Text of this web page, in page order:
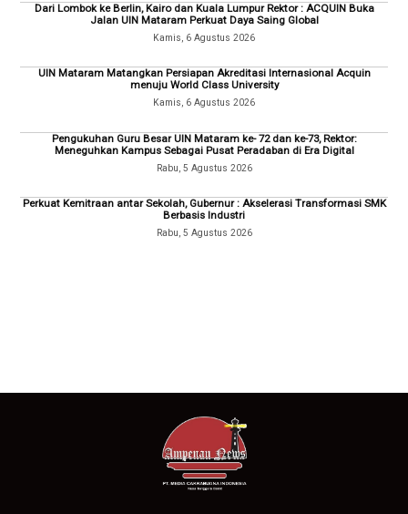
Dari Lombok ke Berlin, Kairo dan Kuala Lumpur Rektor : ACQUIN Buka
Jalan UIN Mataram Perkuat Daya Saing Global
Kamis, 6 Agustus 2026
UIN Mataram Matangkan Persiapan Akreditasi Internasional Acquin
menuju World Class University
Kamis, 6 Agustus 2026
Pengukuhan Guru Besar UIN Mataram ke- 72 dan ke-73, Rektor:
Meneguhkan Kampus Sebagai Pusat Peradaban di Era Digital
Rabu, 5 Agustus 2026
Perkuat Kemitraan antar Sekolah, Gubernur : Akselerasi Transformasi SMK
Berbasis Industri
Rabu, 5 Agustus 2026